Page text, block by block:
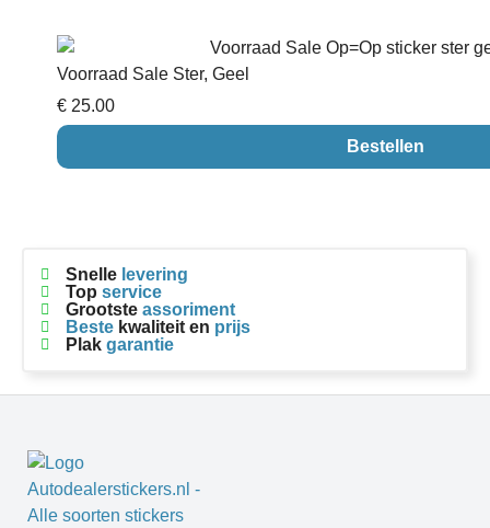
Voorraad Sale Ster, Geel
€ 25.00
Bestellen
Snelle levering
Top service
Grootste assoriment
Bestekwaliteit en prijs
Plak garantie